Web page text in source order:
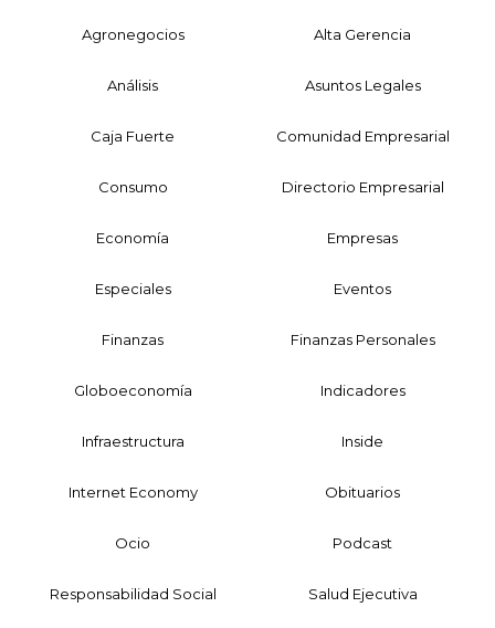
Agronegocios Alta Gerencia
Análisis Asuntos Legales
Caja Fuerte Comunidad Empresarial
Consumo Directorio Empresarial
Economía Empresas
Especiales Eventos
Finanzas Finanzas Personales
Globoeconomía Indicadores
Infraestructura Inside
Internet Economy Obituarios
Ocio Podcast
Responsabilidad Social Salud Ejecutiva